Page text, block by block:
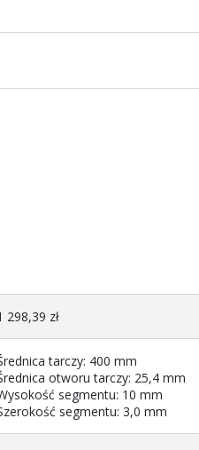
298,39 zł
tarczy: 400 mm
otworu tarczy: 25,4 mm
segmentu: 10 mm
segmentu: 3,0 mm